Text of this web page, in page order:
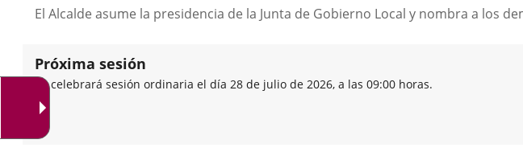
El Alcalde asume la presidencia de la Junta de Gobierno Local y nombra a los
Próxima sesión
Se celebrará sesión ordinaria el día 28 de julio de 2026, a las 09:00 horas.